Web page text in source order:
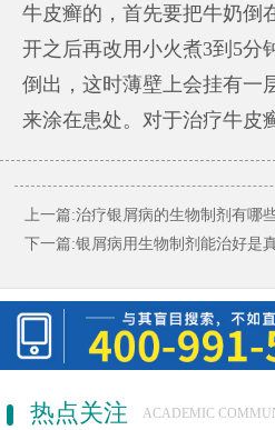
牛皮癣的，首先要把牛奶倒
开之后再改用小火煮3到5分
倒出，这时薄壁上会挂有一
来涂在患处。对于治疗牛皮
上一篇:治疗银屑病的生物制剂有哪
下一篇:银屑病用生物制剂能治好是
热点关注 ACADEMIC